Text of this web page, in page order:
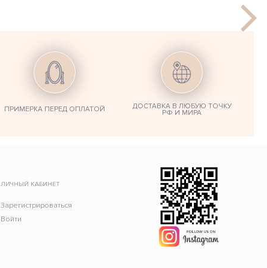
ПРИМЕРКА ПЕРЕД ОПЛАТОЙ ДОСТАВКА В ЛЮБУЮ ТОЧКУ
РФ И МИРА
ЛИЧНЫЙ КАБИНЕТ
Зарегистрироваться
Войти